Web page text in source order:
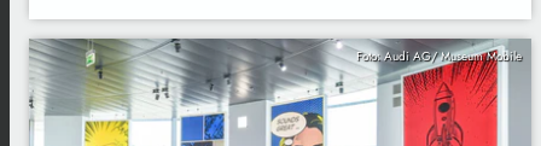
Foto: Audi AG/ Museum Mobile